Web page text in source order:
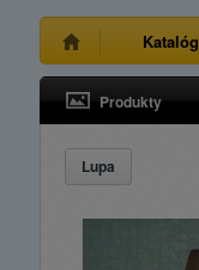
Katalóg
Produkty
Lupa